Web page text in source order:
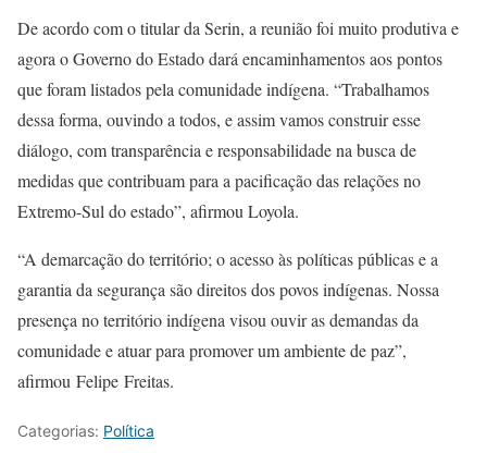
De acordo com o titular da Serin, a reunião foi muito produtiva e
agora o Governo do Estado dará encaminhamentos aos pontos
que foram listados pela comunidade indígena. “Trabalhamos
dessa forma, ouvindo a todos, e assim vamos construir esse
diálogo, com transparência e responsabilidade na busca de
medidas que contribuam para a pacificação das relações no
Extremo-Sul do estado”, afirmou Loyola.
“A demarcação do território; o acesso às políticas públicas e a
garantia da segurança são direitos dos povos indígenas. Nossa
presença no território indígena visou ouvir as demandas da
comunidade e atuar para promover um ambiente de paz”,
afirmou Felipe Freitas.
Categorias: Política